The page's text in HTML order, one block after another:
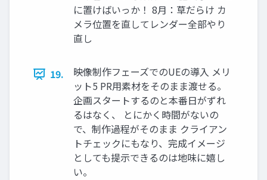
に置けばいっか！ 8月：草だらけ カ
メラ位置を直してレンダー全部やり
直し
19.
映像制作フェーズでのUEの導入 メリ
ット5 PR用素材をそのまま渡せる。
企画スタートするのと本番日がずれ
るはなく、 とにかく時間がないの
で、制作過程がそのまま クライアン
トチェックにもなり、完成イメージ
としても提示できるのは地味に嬉し
い。